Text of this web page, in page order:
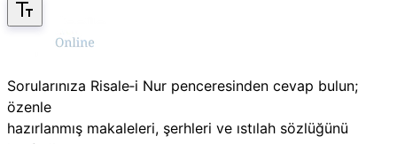
Sorularınıza Risale‑i Nur penceresinden cevap bulun;
özenle
hazırlanmış makaleleri, şerhleri ve ıstılah sözlüğünü